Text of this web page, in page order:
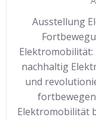
Ausstellung
nachhaltig
und
Elektromobilität